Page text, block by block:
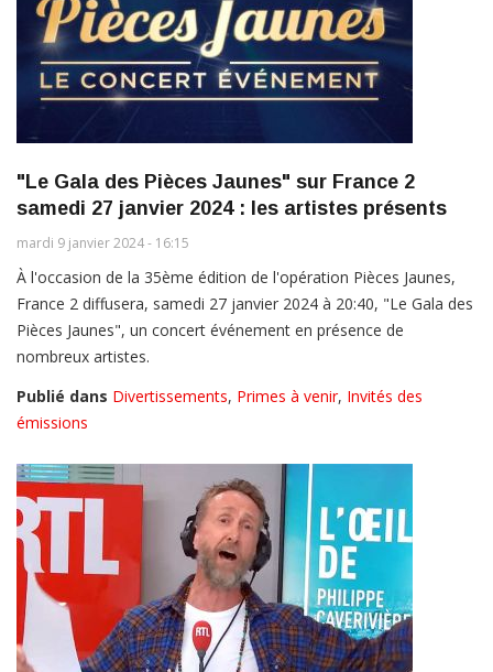
"Le Gala des Pièces Jaunes" sur France 2
samedi 27 janvier 2024 : les artistes présents
mardi 9 janvier 2024 - 16:15
À l'occasion de la 35ème édition de l'opération Pièces Jaunes,
France 2 diffusera, samedi 27 janvier 2024 à 20:40, "Le Gala des
Pièces Jaunes", un concert événement en présence de
nombreux artistes.
Publié dans Divertissements, Primes à venir, Invités des
émissions